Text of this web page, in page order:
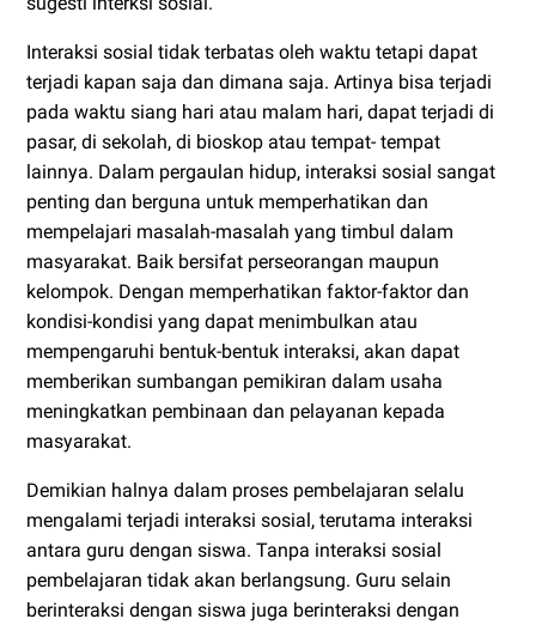
Interaksi sosial tidak terbatas oleh waktu tetapi dapat
terjadi kapan saja dan dimana saja. Artinya bisa terjadi
pada waktu siang hari atau malam hari, dapat terjadi di
pasar, di sekolah, di bioskop atau tempat- tempat
lainnya. Dalam pergaulan hidup, interaksi sosial sangat
penting dan berguna untuk memperhatikan dan
mempelajari masalah-masalah yang timbul dalam
masyarakat. Baik bersifat perseorangan maupun
kelompok. Dengan memperhatikan faktor-faktor dan
kondisi-kondisi yang dapat menimbulkan atau
mempengaruhi bentuk-bentuk interaksi, akan dapat
memberikan sumbangan pemikiran dalam usaha
meningkatkan pembinaan dan pelayanan kepada
masyarakat.
Demikian halnya dalam proses pembelajaran selalu
mengalami terjadi interaksi sosial, terutama interaksi
antara guru dengan siswa. Tanpa interaksi sosial
pembelajaran tidak akan berlangsung. Guru selain
berinteraksi dengan siswa juga berinteraksi dengan